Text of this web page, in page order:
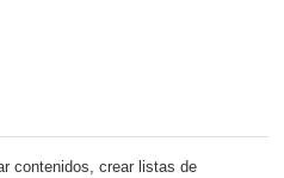
contenidos, crear listas de